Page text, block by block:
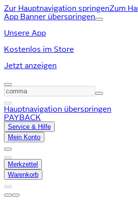
Zur Hauptnavigation springenZum
App Banner überspringen
Unsere App
Kostenlos im Store
Jetzt anzeigen
Hauptnavigation überspringen
PAYBACK
Service & Hilfe
Mein Konto
Merkzettel
Warenkorb